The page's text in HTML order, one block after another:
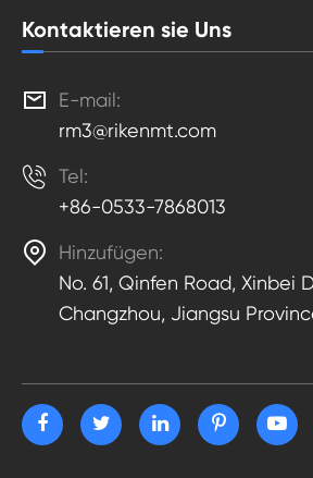
Kontaktieren sie Uns

E-mail:
rm3@rikenmt.com
 Tel:
+86-0533-7868013

Hinzufügen:
No. 61, Qinfen Road, Xinbei
Changzhou, Jiangsu